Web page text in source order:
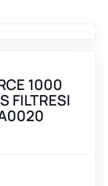
1000
FILTRESI